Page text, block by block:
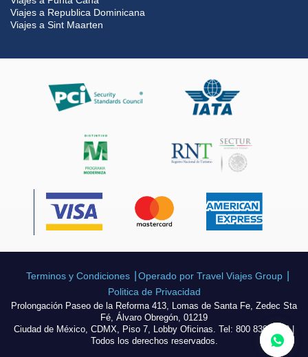
Viajes a Republica Dominicana
Viajes a Sint Maarten
Terminos y Condiciones
Operado por Travel Viajes Group
Politica de Privacidad
Prolongación Paseo de la Reforma 413, Lomas de Santa Fe, Zedec Sta
Fé, Álvaro Obregón, 01219
Ciudad de México, CDMX, Piso 7, Lobby Oficinas. Tel: 800 839 3968 |
Todos los derechos reservados.